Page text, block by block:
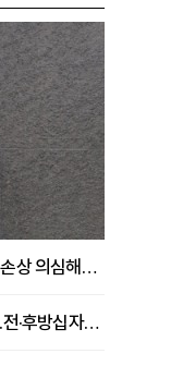
헬스 후 무릎 통증 오래간다면...연골 손상 의심해야 [김상범 원장 칼럼]
무릎 통증 가라앉았는데 자꾸 '휘청'...전·후방십자인대 파열 확인해야 [곽우경 원장 칼럼]